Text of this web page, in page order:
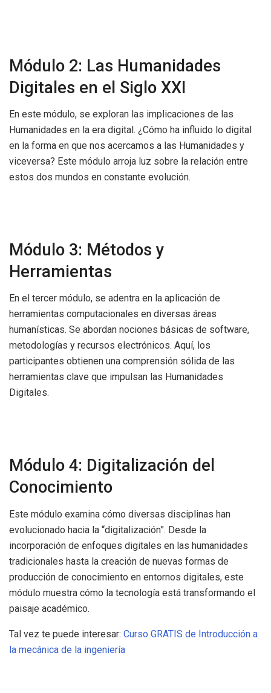
Módulo 2: Las Humanidades
Digitales en el Siglo XXI
En este módulo, se exploran las implicaciones de las
Humanidades en la era digital. ¿Cómo ha influido lo digital
en la forma en que nos acercamos a las Humanidades y
viceversa? Este módulo arroja luz sobre la relación entre
estos dos mundos en constante evolución.
Módulo 3: Métodos y
Herramientas
En el tercer módulo, se adentra en la aplicación de
herramientas computacionales en diversas áreas
humanísticas. Se abordan nociones básicas de software,
metodologías y recursos electrónicos. Aquí, los
participantes obtienen una comprensión sólida de las
herramientas clave que impulsan las Humanidades
Digitales.
Módulo 4: Digitalización del
Conocimiento
Este módulo examina cómo diversas disciplinas han
evolucionado hacia la “digitalización”. Desde la
incorporación de enfoques digitales en las humanidades
tradicionales hasta la creación de nuevas formas de
producción de conocimiento en entornos digitales, este
módulo muestra cómo la tecnología está transformando el
paisaje académico.
Tal vez te puede interesar: Curso GRATIS de Introducción a
la mecánica de la ingeniería